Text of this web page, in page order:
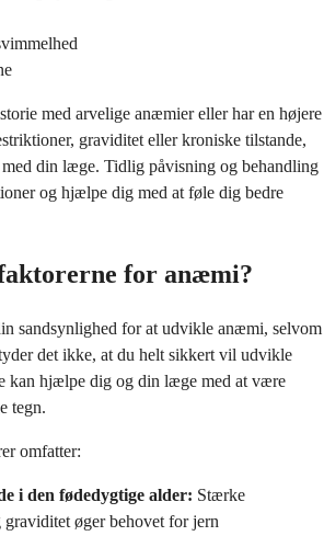
med arvelige anæmier eller har en højere
graviditet eller kroniske tilstande,
din læge. Tidlig påvisning og behandling
og hjælpe dig med at føle dig bedre
for anæmi?
sandsynlighed for at udvikle anæmi, selvom
det ikke, at du helt sikkert vil udvikle
kan hjælpe dig og din læge med at være
tegn.
omfatter:
i den fødedygtige alder: Stærke
graviditet øger behovet for jern